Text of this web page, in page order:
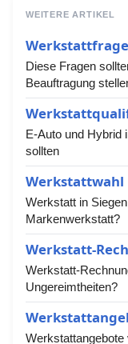
WEITERE ARTIKEL
Diese Fragen
Beauftragung
E-Auto und Hybrid
sollten
Werkstattwahl
Werkstatt in
Markenwerkstatt?
Werkstatt-
Werkstatt-
Ungereimtheiten?